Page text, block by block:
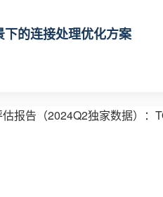
的连接处理优化方案